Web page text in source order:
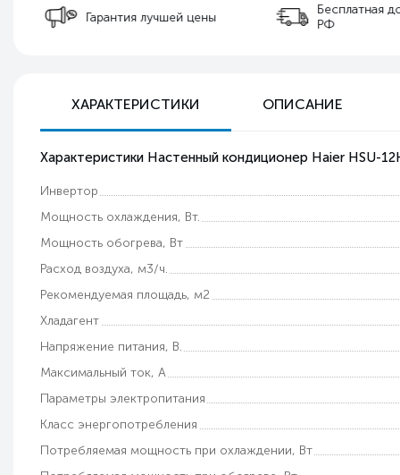
Гарантия лучшей цены
Бесплатная
РФ
ХАРАКТЕРИСТИКИ ОПИСАНИЕ
Характеристики Настенный кондиционер Haier HSU-
Инвертор
Мощность охлаждения, Вт.
Мощность обогрева, Вт
Расход воздуха, м3/ч.
Рекомендуемая площадь, м2
Хладагент
Напряжение питания, В.
Максимальный ток, А
Параметры электропитания
Класс энергопотребления
Потребляемая мощность при охлаждении, Вт